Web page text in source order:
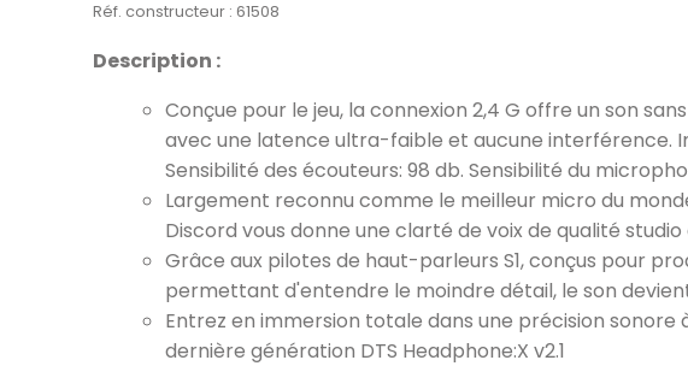
Réf. constructeur : 61508
Description :
Conçue pour le jeu, la connexion 2,4 G offre un son
avec une latence ultra-faible et aucune interférence.
Sensibilité des écouteurs: 98 db. Sensibilité du
Largement reconnu comme le meilleur micro du
Discord vous donne une clarté de voix de qualité
Grâce aux pilotes de haut-parleurs S1, conçus pour
permettant d'entendre le moindre détail, le son
Entrez en immersion totale dans une précision sonore
dernière génération DTS Headphone:X v2.1